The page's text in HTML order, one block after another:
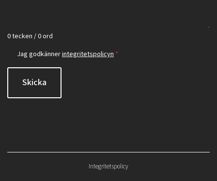
0 tecken / 0 ord
Jag godkännerintegritetspolicyn *
Skicka
Integritetspolicy